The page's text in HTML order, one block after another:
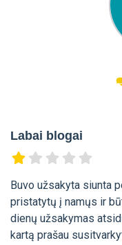
Labai blogai
Buvo užsakyta siunta
pristatytų į namųs ir
dienų užsakymas
kartą prašau